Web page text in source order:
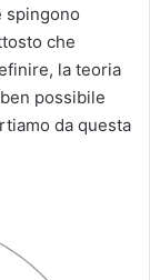
spingono
che
la teoria
possibile
da questa